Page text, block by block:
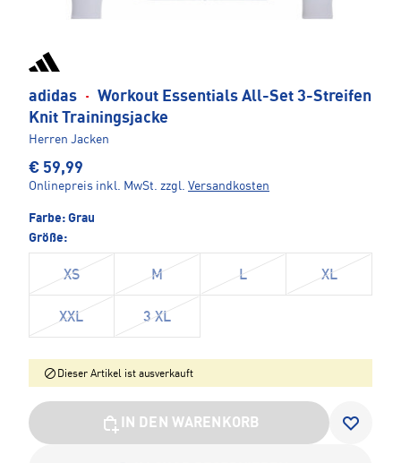
adidas · Workout Essentials All-Set 3-Streifen
Knit Trainingsjacke
Herren Jacken
€ 59,99
Onlinepreis inkl. MwSt. zzgl. Versandkosten
Farbe: Grau
Größe:
XS M L XL
XXL 3 XL
Dieser Artikel ist ausverkauft
IN DEN WARENKORB